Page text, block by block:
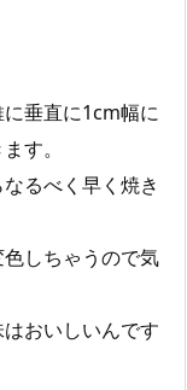
垂直に1cm幅に
す。
るべく早く焼き
しちゃうので気
おいしいんです